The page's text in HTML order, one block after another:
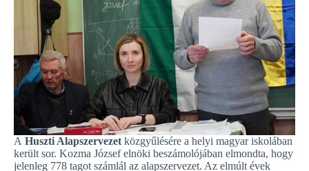
A Huszti Alapszervezet közgyűlésére a helyi magyar iskolában
került sor. Kozma József elnöki beszámolójában elmondta, hogy
jelenleg 778 tagot számlál az alapszervezet. Az elmúlt évek